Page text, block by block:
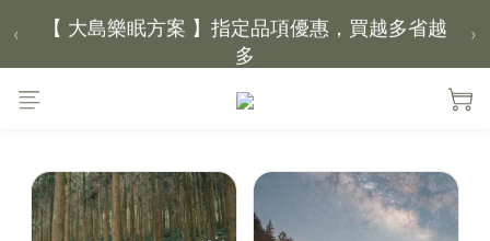
【 大島樂眠方案 】指定品項優惠，買越多省越
多
【新家入厝禮】新家起點，送上祝福
【 涼感家族 】天氣越熱，優惠越多
父親節｜靠山計劃，最高折 $2,500
‹ ›